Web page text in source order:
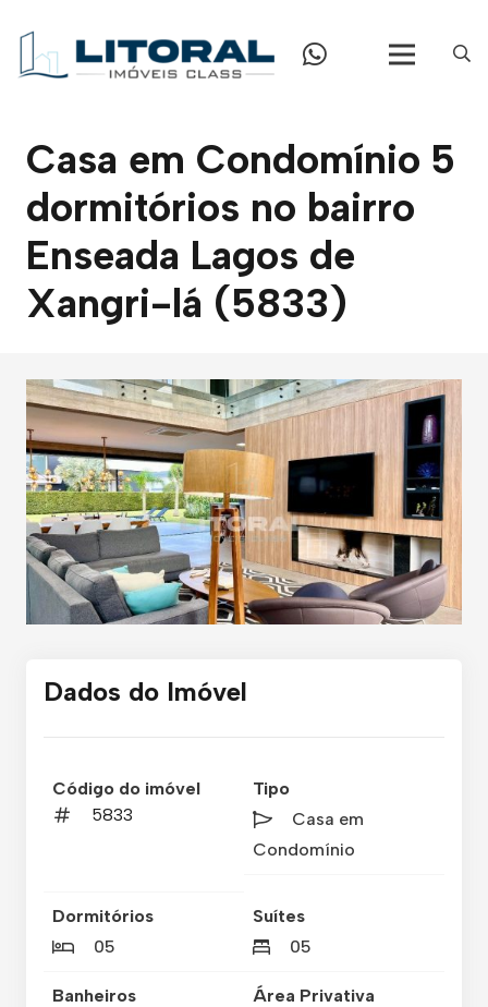
Casa em Condomínio 5
dormitórios no bairro
Enseada Lagos de
Xangri-lá (5833)
Dados do Imóvel
Código do imóvel
5833
Tipo
Casa em
Condomínio
Dormitórios
05
Suítes
05
Banheiros
Área Privativa